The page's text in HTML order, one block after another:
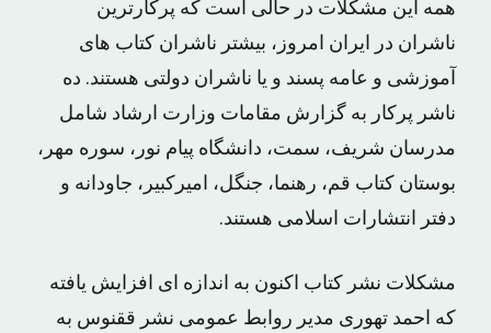
همه این مشکلات در حالی است که پرکارترین
ناشران در ایران امروز، بیشتر ناشران کتاب های
آموزشی و عامه پسند و یا ناشران دولتی هستند. ده
ناشر پرکار به گزارش مقامات وزارت ارشاد شامل
مدرسان شریف، سمت، دانشگاه پیام نور، سوره مهر،
بوستان کتاب قم، رهنما، جنگل، امیرکبیر، جاودانه و
دفتر انتشارات اسلامی هستند.
مشکلات نشر کتاب اکنون به اندازه ای افزایش یافته
که احمد تهوری مدیر روابط عمومی نشر ققنوس به